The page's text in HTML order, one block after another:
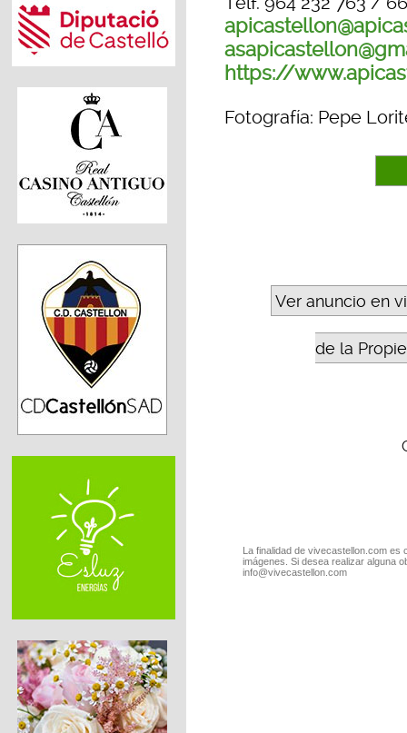
https://
Fotografía: Pepe
Ver anuncio en
de la
La finalidad de vivecastellon.com
imágenes. Si desea realizar alguna
info@vivecastellon.com